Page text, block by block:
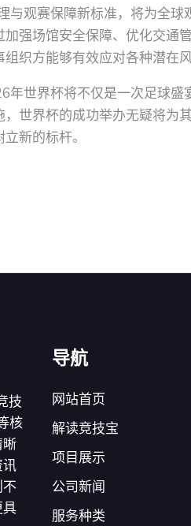
观赛保障新标准，将为全球
强场馆安全保障、优化交通
织方能够有效应对各种潜在
年世界杯将不仅是一次足球盛
世界杯的成功举办无疑将为
新的标杆。
技
核
晰
具
导航
网站首页
解读竞技宝
项目展示
公司新闻
服务种类